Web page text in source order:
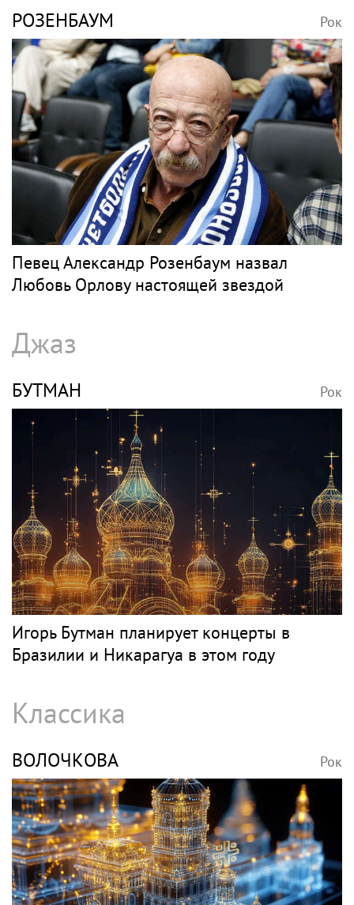
РОЗЕНБАУМ Рок
Певец Александр Розенбаум назвал
Любовь Орлову настоящей звездой
Джаз
БУТМАН Рок
Игорь Бутман планирует концерты в
Бразилии и Никарагуа в этом году
Классика
ВОЛОЧКОВА Рок